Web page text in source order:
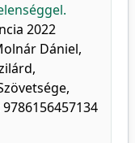
2022
Dániel,